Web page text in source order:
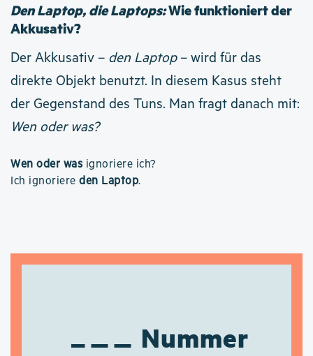
Den Laptop, die Laptops:Wie funktioniert der
Akkusativ?
Der Akkusativ – den Laptop– wird für das
direkte Objekt benutzt. In diesem Kasus steht
der Gegenstand des Tuns. Man fragt danach mit:
Wen oder was?
Wen oder was ignoriere ich?
Ich ignoriere den Laptop.
Nummer